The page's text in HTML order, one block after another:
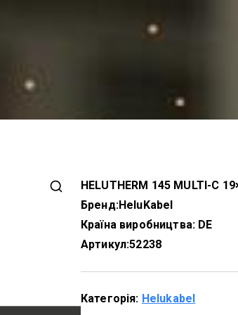
HELUTHERM 145 MULTI-C
Бренд:HeluKabel
Країна виробництва: DE
Артикул:52238
Категорія: Helukabel